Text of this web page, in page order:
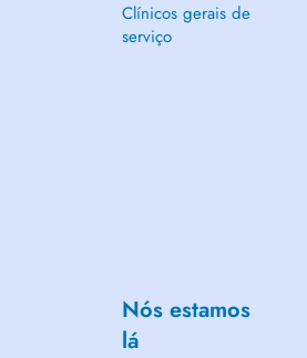
Clínicos gerais de
serviço
Nós estamos
lá